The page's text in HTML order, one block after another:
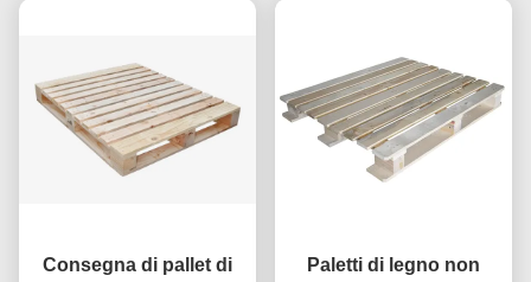
Consegna di pallet di
Paletti di legno non